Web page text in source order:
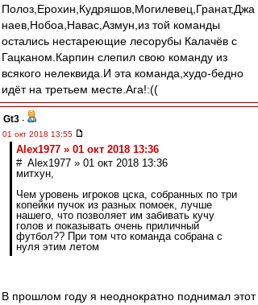
Полоз,Ерохин,Кудряшов,Могилевец,Гранат,Джа
наев,Нобоа,Навас,Азмун,из той команды
остались нестареющие лесорубы Калачёв с
Гацканом.Карпин слепил свою команду из
всякого нелеквида.И эта команда,худо-бедно
идёт на третьем месте.Ага!:((
Gt3 -
01 окт 2018 13:55
Alex1977 » 01 окт 2018 13:36
# Alex1977 » 01 окт 2018 13:36
митхун,
Чем уровень игроков цска, собранных по три
копейки пучок из разных помоек, лучше
нашего, что позволяет им забивать кучу
голов и показывать очень приличный
футбол?? При том что команда собрана с
нуля этим летом
В прошлом году я неоднократно поднимал этот